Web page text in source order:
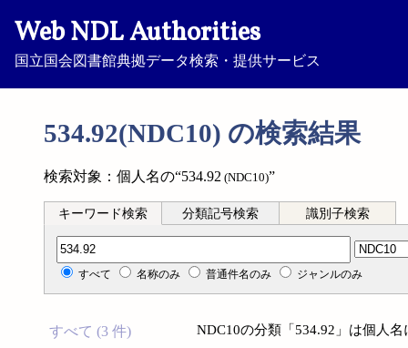
Web NDL Authorities
国立国会図書館典拠データ検索・提供サービス
534.92(NDC10) の検索結果
検索対象：個人名の“534.92 (NDC10)”
キーワード検索 分類記号検索 識別子検索
分類記号検索
すべて 名称のみ 普通件名のみ ジャンルのみ
すべて (3 件)
NDC10の分類「534.92」は個人